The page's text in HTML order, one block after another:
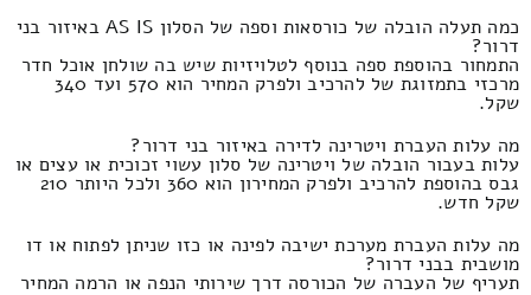
כמה תעלה הובלה של כורסאות וספה של הסלון AS IS באיזור בני
דרור?
התמחור בהוספת ספה בנוסף לטלויזיות שיש בה שולחן אוכל חדר
מרכזי בתמזוגת של להרכיב ולפרק המחיר הוא 570 ועד 340
שקל.
מה עלות העברת ויטרינה לדירה באיזור בני דרור?
עלות בעבור הובלה של ויטרינה של סלון עשוי זכוכית או עצים או
גבס בהוספת להרכיב ולפרק המחירון הוא 360 ולכל היותר 210
שקל חדש.
מה עלות העברת מערכת ישיבה לפינה או כזו שניתן לפתוח או דו
מושבית בבני דרור?
תעריף של העברה של הכורסה דרך שירותי הנפה או הרמה המחיר